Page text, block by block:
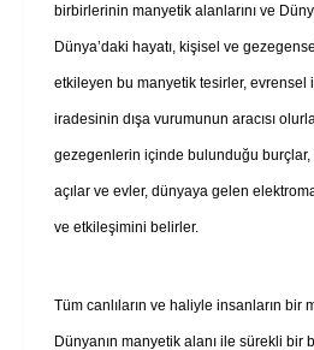
birbirlerinin manyetik alanlarını ve
Dünya’daki hayatı, kişisel ve
etkileyen bu manyetik tesirler, evrensel
iradesinin dışa vurumunun aracısı
gezegenlerin içinde bulunduğu burçlar,
açılar ve evler, dünyaya gelen
ve etkileşimini belirler.
Tüm canlıların ve haliyle insanların bir
Dünyanın manyetik alanı ile sürekli bir